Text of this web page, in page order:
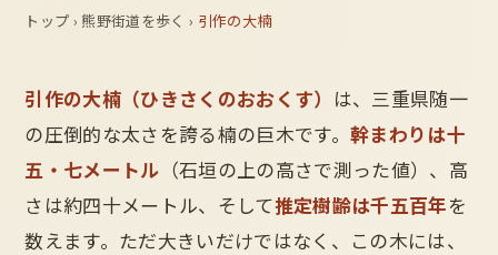
トップ › 熊野街道を歩く › 引作の大楠
引作の大楠（ひきさくのおおくす） は、三重県随一
の圧倒的な太さを誇る楠の巨木です。幹まわりは十
五・七メートル （石垣の上の高さで測った値）、高
さは約四十メートル、そして推定樹齢は千五百年を
数えます。ただ大きいだけではなく、この木には、